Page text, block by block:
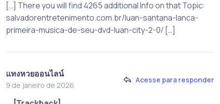
[…] There you will find 4265 additional Info on that Topic:
salvadorentretenimento.com.br/luan-santana-lanca-
primeira-musica-de-seu-dvd-luan-city-2-0/ […]
แทงหวยออนไลน์
9 de janeiro de 2026
Acesse para responder